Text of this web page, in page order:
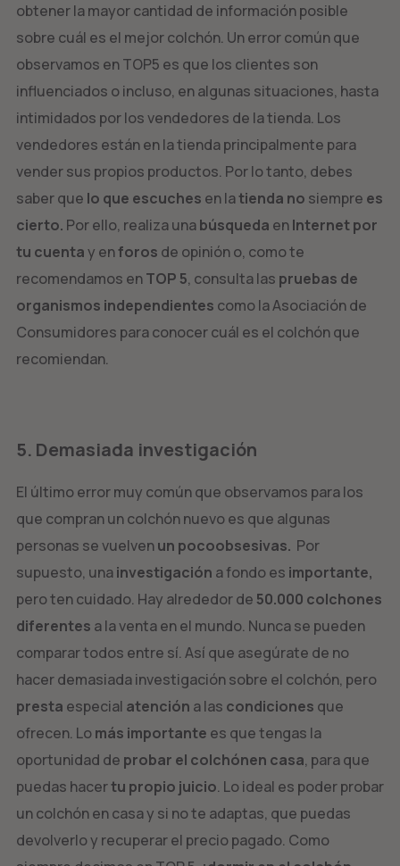
obtener la mayor cantidad de información posible
sobre cuál es el mejor colchón. Un error común que
observamos en TOP5 es que los clientes son
influenciados o incluso, en algunas situaciones, hasta
intimidados por los vendedores de la tienda. Los
vendedores están en la tienda principalmente para
vender sus propios productos. Por lo tanto, debes
saber que lo que escuches en latienda no siempre es
cierto. Por ello, realiza unabúsqueda enInternetpor
tu cuentay enforos de opinión o, como te
recomendamos enTOP 5, consulta las pruebas de
organismos independientes como la Asociación de
Consumidores para conocer cuál es el colchón que
recomiendan.
5. Demasiada investigación
El último error muy común que observamos para los
que compran un colchón nuevo es que algunas
personas se vuelvenun pocoobsesivas. Por
supuesto, unainvestigación a fondo es importante,
pero ten cuidado. Hay alrededor de 50.000 colchones
diferentes a la venta en el mundo. Nunca se pueden
comparar todos entre sí. Así que asegúrate de no
hacer demasiada investigación sobre el colchón, pero
presta especial atención a las condiciones que
ofrecen. Lomás importante es que tengas la
oportunidad de probar el colchónen casa, para que
puedas hacertu propio juicio. Lo ideal es poder probar
un colchón en casa y si no te adaptas, que puedas
devolverlo y recuperar el precio pagado. Como